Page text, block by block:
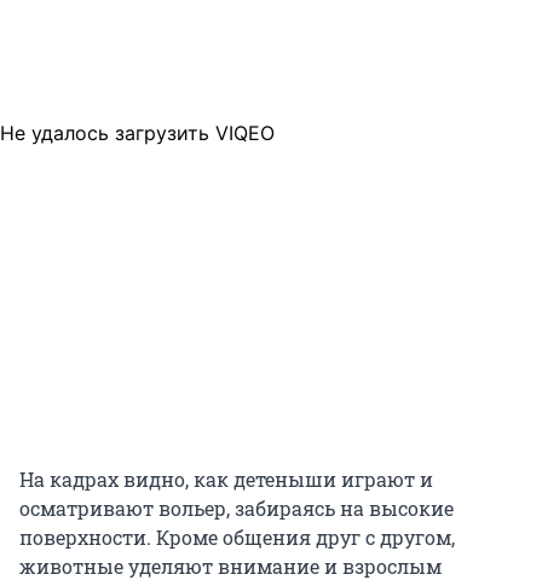
Не удалось загрузить VIQEO
На кадрах видно, как детеныши играют и
осматривают вольер, забираясь на высокие
поверхности. Кроме общения друг с другом,
животные уделяют внимание и взрослым